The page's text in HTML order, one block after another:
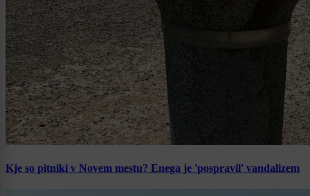
Kje so pitniki v Novem mestu? Enega je 'pospravil' vandalizem